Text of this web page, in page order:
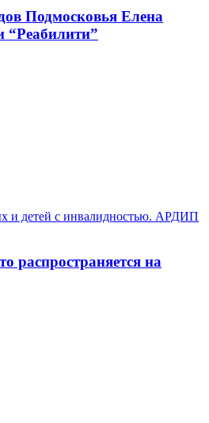
Подмосковья Елена
“Реабилити”
распространяется на